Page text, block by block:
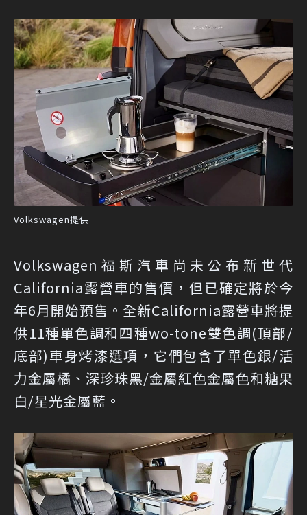
Volkswagen提供
Volkswagen福斯汽車尚未公布新世代
California露營車的售價，但已確定將於今
年6月開始預售。全新California露營車將提
供11種單色調和四種wo-tone雙色調(頂部/
底部)車身烤漆選項，它們包含了單色銀/活
力金屬橘、深珍珠黑/金屬紅色金屬色和糖果
白/星光金屬藍。